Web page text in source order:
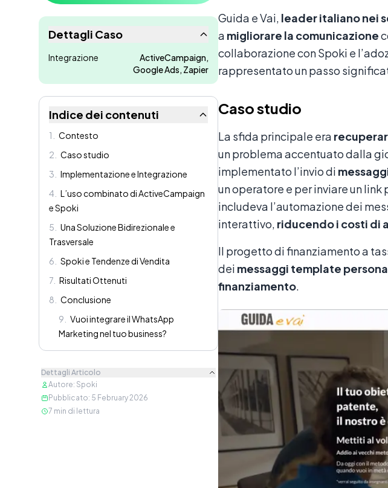
Dettagli Caso
Integrazione
ActiveCampaign,
Google Ads, Zapier
Indice dei contenuti
1
Contesto
2
Caso studio
3
Implementazione e Integrazione
4
L’uso combinato di ActiveCampaign
e Spoki
5
Una Soluzione Bidirezionale e
Trasversale
6
Spoki e Tendenze di Vendita
7 Risultati Ottenuti
8
Conclusione
9
Vuoi integrare il WhatsApp
Marketing nel tuo business?
Dettagli Articolo
Autore: Spoki
Pubblicato: 5 February 2026
7 min di lettura
Guida e Vai, leader italiano nei
a migliorare la comunicazione
collaborazione con Spoki e
rappresentato un passo
Caso studio
La sfida principale era
un problema accentuato dalla
implementato l’invio di
un operatore e per inviare un
includeva l’automazione dei
interattivo, riducendo i costi di
Il progetto di finanziamento a
dei messaggi template
finanziamento.